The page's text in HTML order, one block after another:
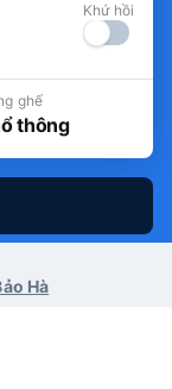
Khứ hồi
ghế
thông
Hà